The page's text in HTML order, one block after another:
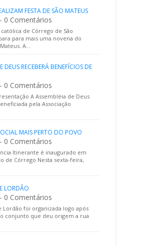
FESTA DE SÃO MATEUS
0 Comentários
de Córrego de São
para mais uma novena do
A…
DEUS RECEBERÁ BENEFÍCIOS DE
0 Comentários
A Assembléia de Deus
pela Associação
MAIS PERTO DO POVO
0 Comentários
Itinerante é inaugurado em
de Córrego Nesta sexta-feira,
LORDÃO
0 Comentários
Lordão foi organizada logo após
conjunto que deu origem a rua